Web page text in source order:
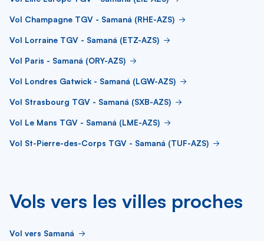
Vol Champagne TGV - Samaná (RHE-AZS)
Vol Lorraine TGV - Samaná (ETZ-AZS)
Vol Paris - Samaná (ORY-AZS)
Vol Londres Gatwick - Samaná (LGW-AZS)
Vol Strasbourg TGV - Samaná (SXB-AZS)
Vol Le Mans TGV - Samaná (LME-AZS)
Vol St-Pierre-des-Corps TGV - Samaná (TUF-AZS)
Vols vers les villes proches
Vol vers Samaná